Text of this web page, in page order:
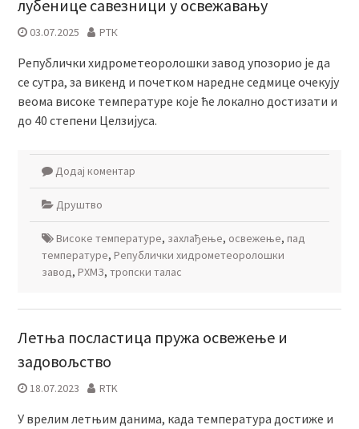
лубенице савезници у освежавању
03.07.2025 РТК
Републички хидрометеоролошки завод упозорио је да
се сутра, за викенд и почетком наредне седмице очекују
веома високе температуре које ће локално достизати и
до 40 степени Целзијуса.
Додај коментар
Друштво
Високе температуре, захлађење, освежење, пад
температуре, Републички хидрометеоролошки
завод, РХМЗ, тропски талас
Летња посластица пружа освежење и
задовољство
18.07.2023 RTK
У врелим летњим данима, када температура достиже и